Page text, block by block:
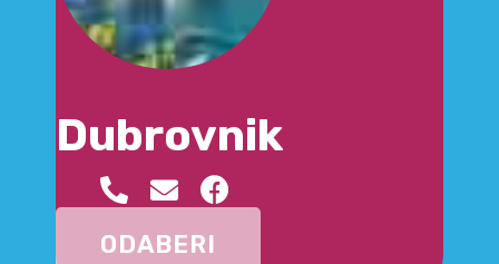
Dubrovnik
ODABERI